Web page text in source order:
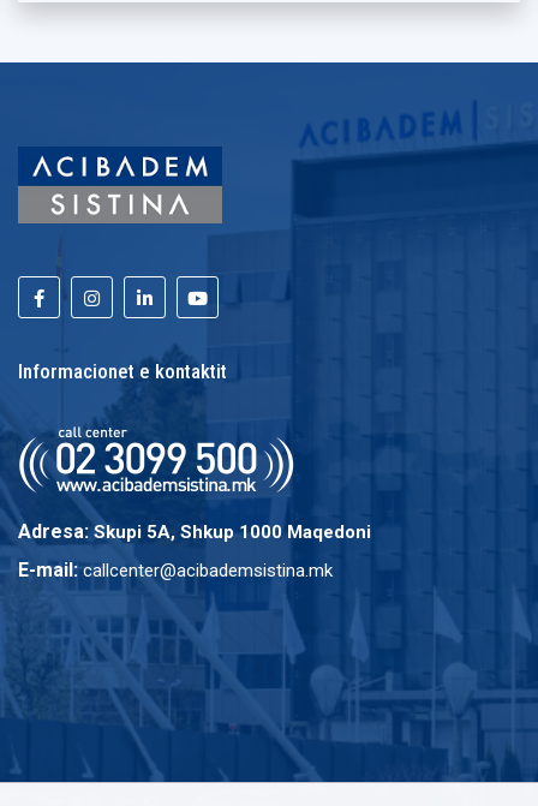
Informacionet e kontaktit
Adresa: Skupi 5A, Shkup 1000 Maqedoni
E-mail: callcenter@acibademsistina.mk